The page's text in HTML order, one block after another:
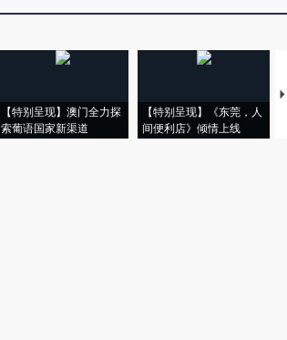
【特别呈现】澳门全力探
索葡语国家新渠道
【特别呈现】《东莞，人
间便利店》倾情上线